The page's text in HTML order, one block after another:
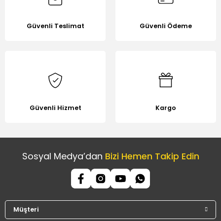
Güvenli Teslimat Güvenli Ödeme
Güvenli Hizmet Kargo
Sosyal Medya’dan Bizi Hemen Takip Edin
Müşteri